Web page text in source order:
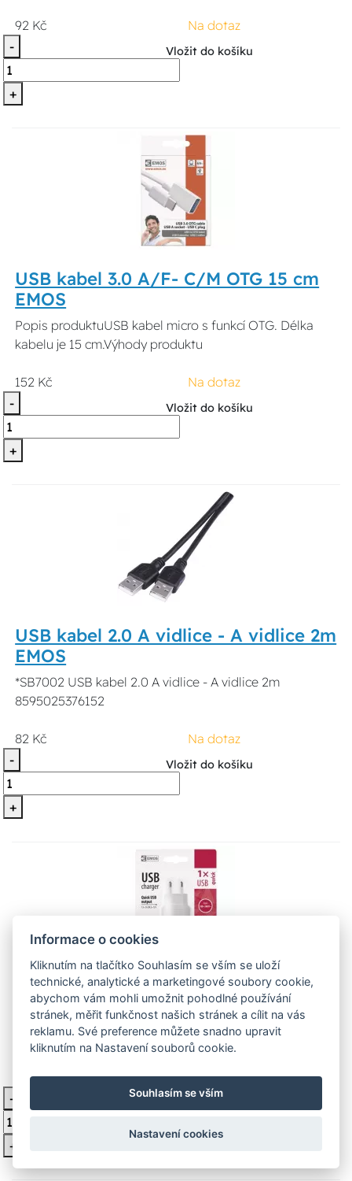
92 Kč
Na dotaz
-
+
Vložit do košíku
USB kabel 3.0 A/F- C/M OTG 15 cm
EMOS
Popis produktuUSB kabel micro s funkcí OTG. Délka
kabelu je 15 cm.Výhody produktu
152 Kč
Na dotaz
-
+
Vložit do košíku
USB kabel 2.0 A vidlice - A vidlice 2m
EMOS
*SB7002 USB kabel 2.0 A vidlice - A vidlice 2m
8595025376152
82 Kč
Na dotaz
-
+
Vložit do košíku
Univerzální USB adaptér QUICK do
sítě 3A (18W) max. EMOS
Popis produktu
279 Kč
Na dotaz
-
+
Informace o cookies
Kliknutím na tlačítko Souhlasím se vším se uloží
technické, analytické a marketingové soubory cookie,
abychom vám mohli umožnit pohodlné používání
stránek, měřit funkčnost našich stránek a cílit na vás
reklamu. Své preference můžete snadno upravit
kliknutím na Nastavení souborů cookie.
Souhlasím se vším
Nastavení cookies